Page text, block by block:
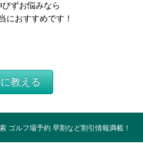
びずお悩みなら
におすすめです！
教える
ゴルフ場予約 早割など割引情報満載！